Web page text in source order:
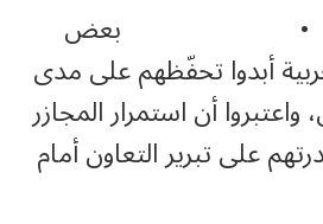
أبدوا تحفّظهم على مدى
أن استمرار المجازر
على تبرير التعاون أمام